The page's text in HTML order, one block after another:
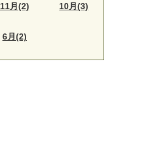
11月(2) 10月(3)
6月(2)